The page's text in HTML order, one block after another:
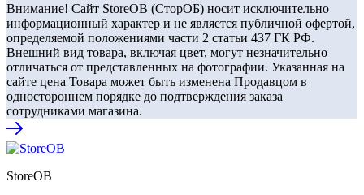
Внимание! Сайт StoreOB (СторОБ) носит исключительно
информационный характер и не является публичной офертой,
определяемой положениями части 2 статьи 437 ГК РФ.
Внешний вид товара, включая цвет, могут незначительно
отличаться от представленных на фотографии. Указанная на
сайте цена Товара может быть изменена Продавцом в
одностороннем порядке до подтверждения заказа
сотрудниками магазина.
StoreOB